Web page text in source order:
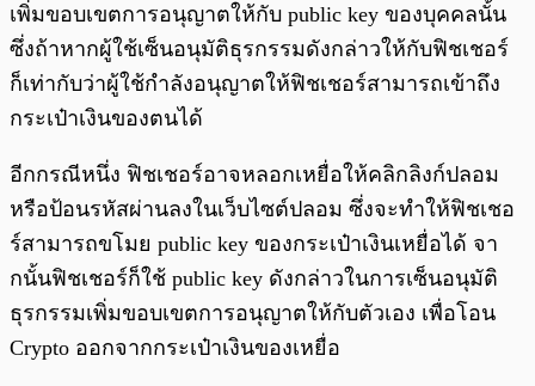
เพิ่มขอบเขตการอนุญาตให้กับ public key ของบุคคลนั้น
ซึ่งถ้าหากผู้ใช้เซ็นอนุมัติธุรกรรมดังกล่าวให้กับฟิชเชอร์
ก็เท่ากับว่าผู้ใช้กำลังอนุญาตให้ฟิชเชอร์สามารถเข้าถึง
กระเป๋าเงินของตนได้
อีกกรณีหนึ่ง ฟิชเชอร์อาจหลอกเหยื่อให้คลิกลิงก์ปลอม
หรือป้อนรหัสผ่านลงในเว็บไซต์ปลอม ซึ่งจะทำให้ฟิชเชอ
ร์สามารถขโมย public key ของกระเป๋าเงินเหยื่อได้ จา
กนั้นฟิชเชอร์ก็ใช้ public key ดังกล่าวในการเซ็นอนุมัติ
ธุรกรรมเพิ่มขอบเขตการอนุญาตให้กับตัวเอง เพื่อโอน
Crypto ออกจากกระเป๋าเงินของเหยื่อ